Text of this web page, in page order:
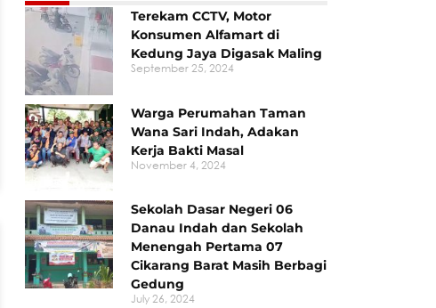
Terekam CCTV, Motor
Konsumen Alfamart di
Kedung Jaya Digasak Maling
September 25, 2024
Warga Perumahan Taman
Wana Sari Indah, Adakan
Kerja Bakti Masal
November 4, 2024
Sekolah Dasar Negeri 06
Danau Indah dan Sekolah
Menengah Pertama 07
Cikarang Barat Masih Berbagi
Gedung
July 26, 2024